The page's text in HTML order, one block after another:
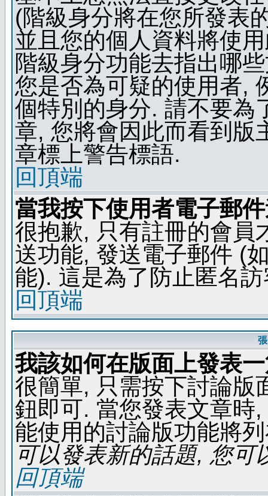
(階級身分將在您所發表
並且您的個人資料將使
階級身分功能去指出哪
您是否為可疑的使用者,
個特別的身分. 請不要為
章, 您將會因此而看到版
章標上警告標語.
回頂端
當我按下使用者電子郵
很抱歉, 只有註冊的會員
送功能, 發送電子郵件 (
能). 這是為了防止匿名
回頂端
我該如何在版面上發表
很簡單, 只需按下討論版
鈕即可. 當您發表文章時
能使用的討論版功能將
可以發表新的話題, 您可
回頂端